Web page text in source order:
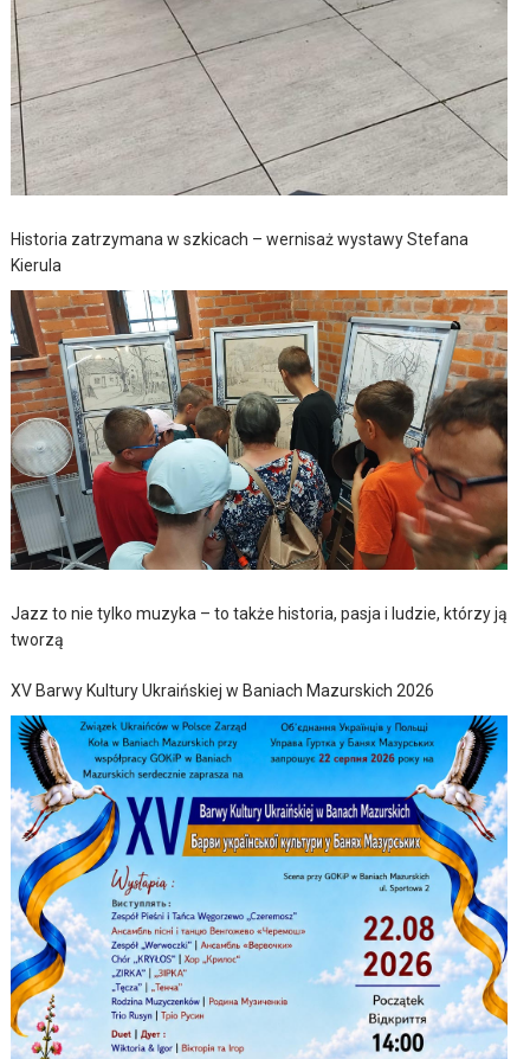
Historia zatrzymana w szkicach – wernisaż wystawy Stefana
Kierula
Jazz to nie tylko muzyka – to także historia, pasja i ludzie, którzy ją
tworzą
XV Barwy Kultury Ukraińskiej w Baniach Mazurskich 2026